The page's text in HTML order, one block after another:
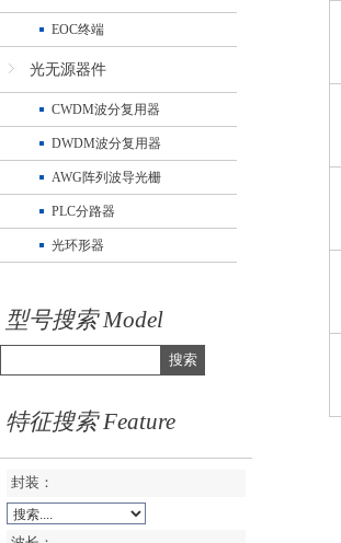
EOC终端
光无源器件
CWDM波分复用器
DWDM波分复用器
AWG阵列波导光栅
PLC分路器
光环形器
型号搜索 Model
搜索
特征搜索 Feature
封装：